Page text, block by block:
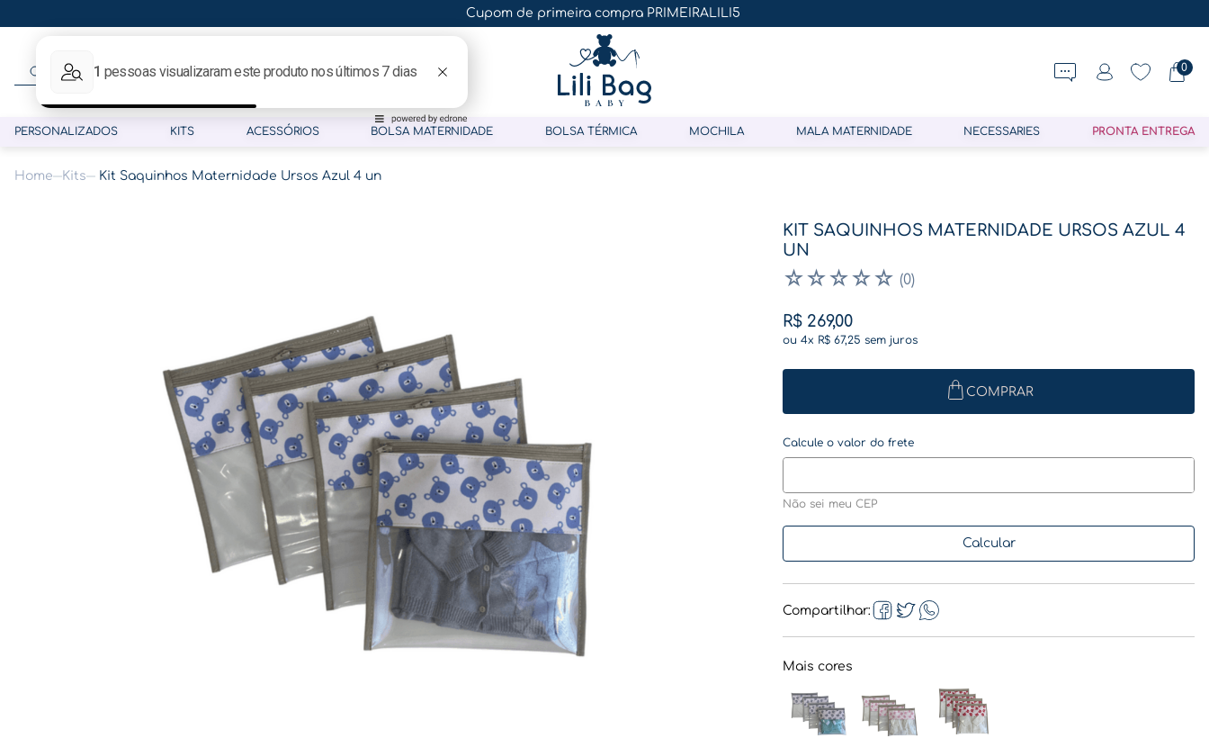
Cupom de primeira compra PRIMEIRALILI5
O que procura hoje? 0
PERSONALIZADOS KITS ACESSÓRIOS BOLSA MATERNIDADE BOLSA TÉRMICA MOCHILA MALA MATERNIDADE NECESSARIES PRONTA ENTREGA
Kits Kit Saquinhos Maternidade Ursos Azul 4 un
KIT SAQUINHOS MATERNIDADE URSOS AZUL 4
UN
☆☆☆☆☆ (0)
R$ 269,00
ou 4x R$ 67,25 sem juros
COMPRAR
Não sei meu CEP
Compartilhar